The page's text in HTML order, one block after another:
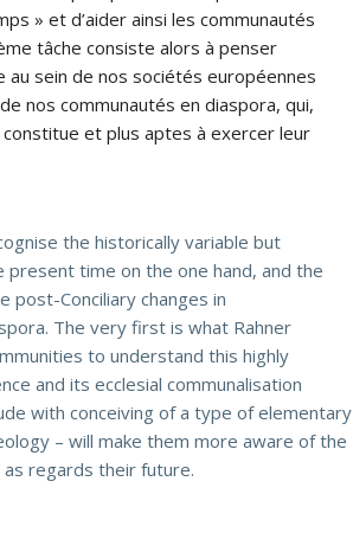
» et d’aider ainsi les communautés
tâche consiste alors à penser
au sein de nos sociétés européennes
nos communautés en diaspora, qui,
constitue et plus aptes à exercer leur
the historically variable but
time on the one hand, and the
post-Conciliary changes in
The very first is what Rahner
to understand this highly
and its ecclesial communalisation
with conceiving of a type of elementary
– will make them more aware of the
as regards their future.